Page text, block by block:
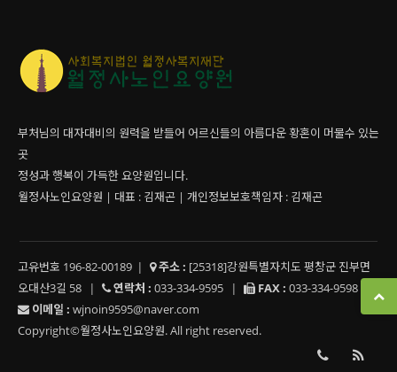
부처님의 대자대비의 원력을 받들어 어르신들의 아름다운 황혼이 머물수 있는
곳
정성과 행복이 가득한 요양원입니다.
월정사노인요양원 | 대표 : 김재곤 | 개인정보보호책임자 : 김재곤
고유번호 196-82-00189 | 주소 : [25318]강원특별자치도 평창군 진부면
오대산3길 58
| 연락처 : 033-334-9595 | FAX : 033-334-9598
이메일 : wjnoin9595@naver.com
Copyright©월정사노인요양원. All right reserved.